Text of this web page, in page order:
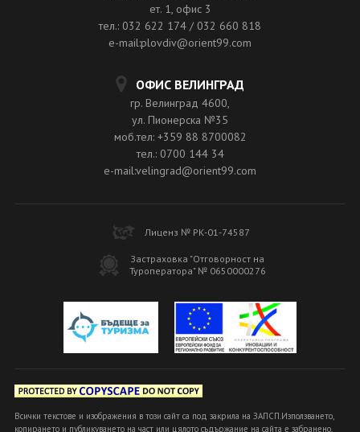
ет. 1, офис 3
тел.: 032 622 174 / 032 660 818
e-mail:plovdiv@orient99.com
ОФИС ВЕЛИНГРАД
гр. Велинград 4600,
ул. Пионерска №35
моб.тел: +359 88 8700082
тел.: 0700 144 34
e-mail:velingrad@orient99.com
Лиценз № РК-01-74587
Застраховка "Отговорност на
Туроператора" № 0650000276
Всички текстове и изображения в този сайт са под закрила на ЗАПСП.Използването,
копирането и публикуването на част или цялото съдържание на сайта е забранено.